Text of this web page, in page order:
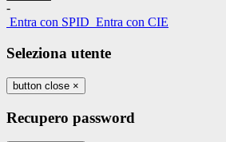
-
Entra con SPID Entra con CIE
Seleziona utente
button close ×
Recupero password